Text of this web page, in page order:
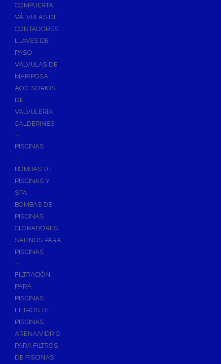
COMPUERTA
VÁLVULAS DE
CONTADORES
LLAVES DE
PASO
VÁLVULAS DE
MARIPOSA
ACCESORIOS
DE
VALVULERÍA
CALDERINES
+
PISCINAS
+
BOMBAS DE
PISCINAS Y
SPA
BOMBAS DE
PISCINAS
CLORADORES
SALINOS PARA
PISCINAS
+
FILTRACIÓN
PARA
PISCINAS
FILTROS DE
PISCINAS
ARENA/VIDRIO
PARA FILTROS
DE PISCINAS